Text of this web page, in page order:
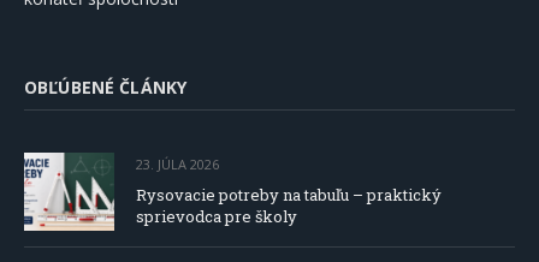
OBĽÚBENÉ ČLÁNKY
23. JÚLA 2026
Rysovacie potreby na tabuľu – praktický
sprievodca pre školy